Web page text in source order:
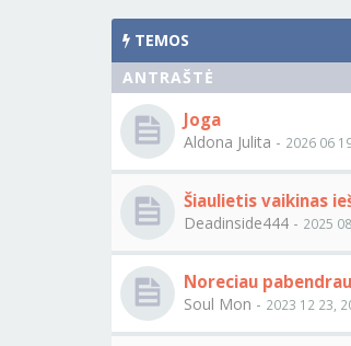
TEMOS
ANTRAŠTĖ
Joga
Aldona Julita - 2026 06
Šiaulietis vaikinas
Deadinside444 - 2025
Noreciau
Soul Mon - 2023 12 23,